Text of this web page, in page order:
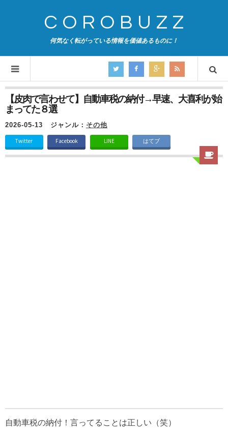
COROBUZZ
何気なく転がっている情報を価値あるものに！
【皮肉で言わせて】自動車税の納付→早速、大喜利が始
まってた８選
2026-05-13 ジャンル： その他
Twitter Facebook LINE はてブ
自動車税の納付！言ってることは正しい（笑）